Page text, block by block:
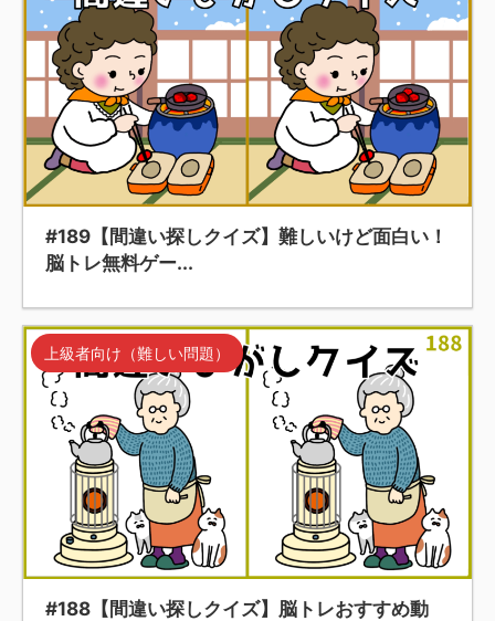
#189【間違い探しクイズ】難しいけど面白い！
脳トレ無料ゲー...
上級者向け（難しい問題）
#188【間違い探しクイズ】脳トレおすすめ動